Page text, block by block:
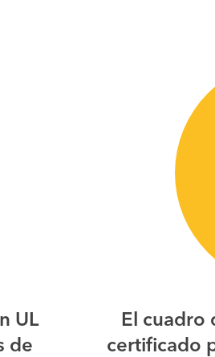
UL
de
El cuadro
certificado